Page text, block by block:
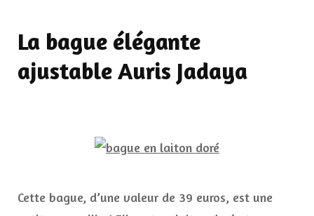
La bague élégante
ajustable Auris Jadaya
Cette bague, d’une valeur de 39 euros, est une